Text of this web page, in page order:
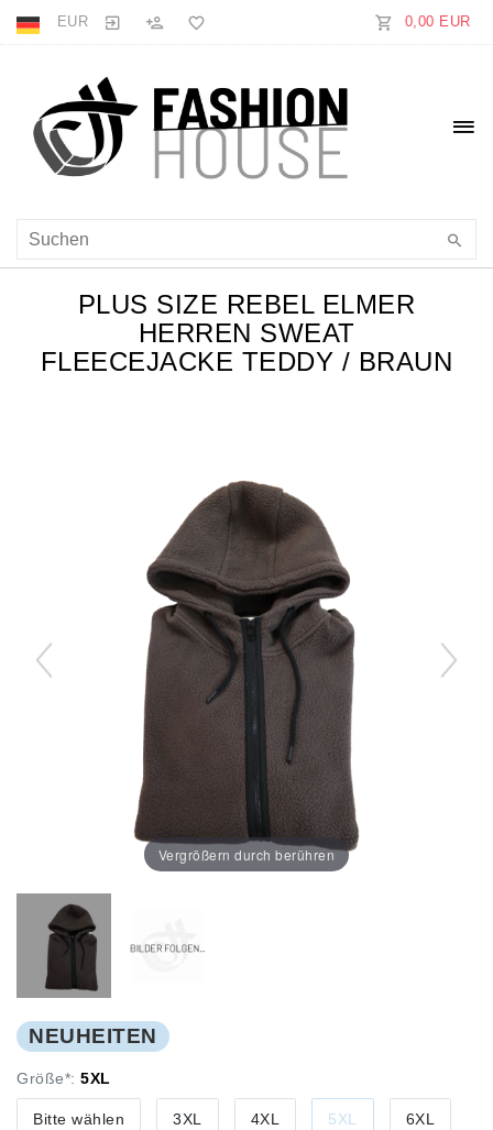
EUR 0,00 EUR
PLUS SIZE REBEL ELMER
HERREN SWEAT
FLEECEJACKE TEDDY / BRAUN
Vergrößern durch berühren
NEUHEITEN
Größe*: 5XL
Bitte wählen 3XL 4XL 5XL 6XL